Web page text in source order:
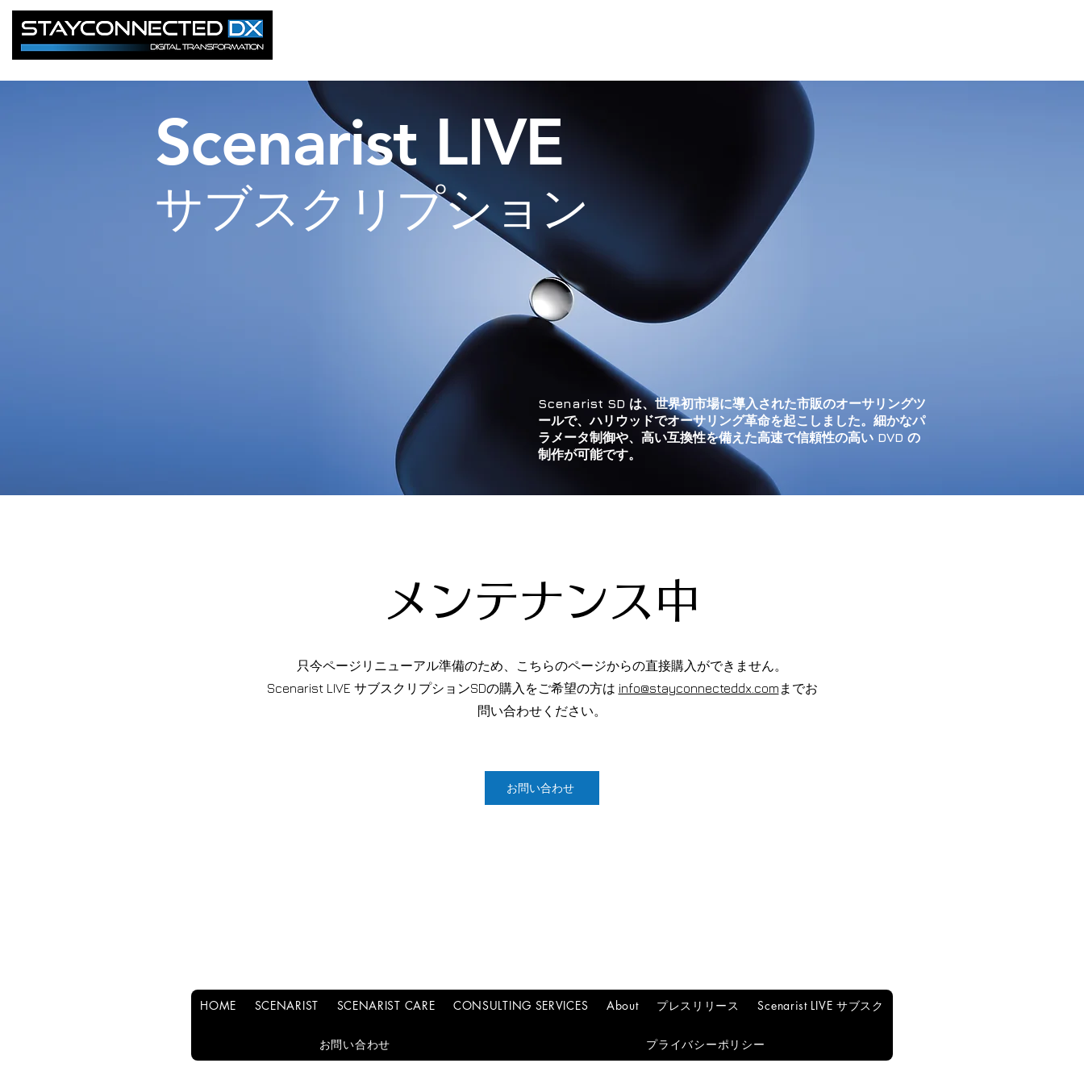
いよいよ
Scenarist LIVE
サブスクリプション
Scenarist SD は、世界初市場に導入された市販のオーサリングツ
ールで、ハリウッドでオーサリング革命を起こしました。細かなパ
ラメータ制御や、高い互換性を備えた高速で信頼性の高い DVD の
制作が可能です。
メンテナンス中
只今ページリニューアル準備のため、こちらのページからの直接購入ができません。​
Scenarist LIVE サブスクリプションSDの購入をご希望の方は info@stayconnecteddx.com までお
問い合わせください。
お問い合わせ
HOME SCENARIST SCENARIST CARE CONSULTING SERVICES About プレスリリース Scenarist LIVE サブスク
お問い合わせ プライバシーポリシー